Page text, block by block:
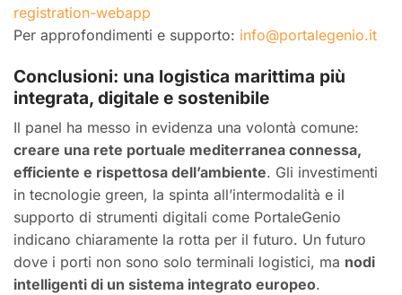
registration-webapp
Per approfondimenti e supporto: info@portalegenio.it
Conclusioni: una logistica marittima più
integrata, digitale e sostenibile
Il panel ha messo in evidenza una volontà comune:
creare una rete portuale mediterranea connessa,
efficiente e rispettosa dell’ambiente. Gli investimenti
in tecnologie green, la spinta all’intermodalità e il
supporto di strumenti digitali come PortaleGenio
indicano chiaramente la rotta per il futuro. Un futuro
dove i porti non sono solo terminali logistici, ma nodi
intelligenti di un sistema integrato europeo.